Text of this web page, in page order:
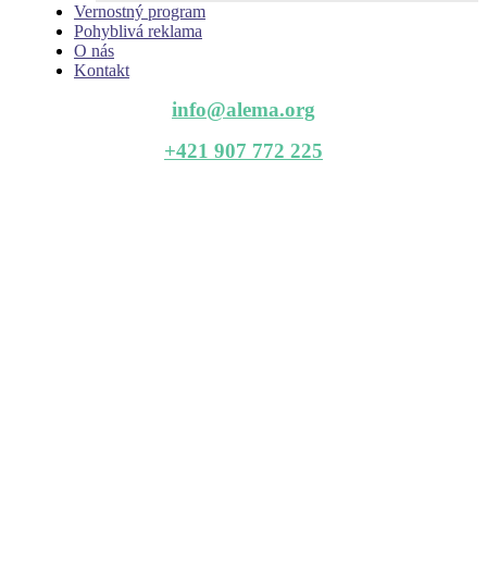
Vernostný program
Pohyblivá reklama
O nás
Kontakt
info@alema.org
+421 907 772 225